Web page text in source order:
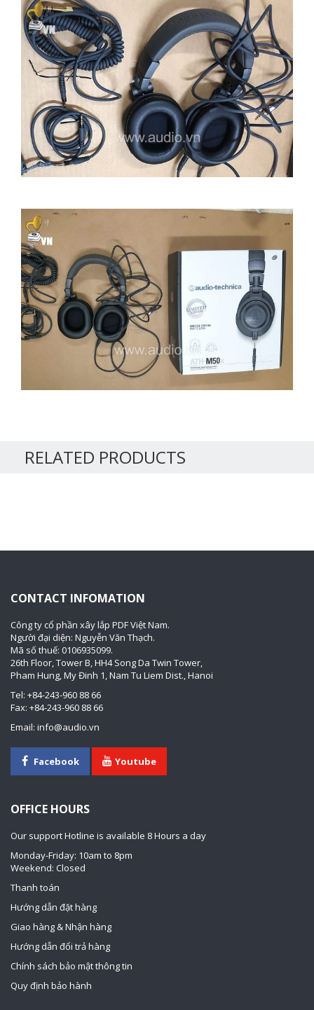
RELATED PRODUCTS
CONTACT INFOMATION
Công ty cổ phần xây lắp PDF Việt Nam.
Người đại diện: Nguyễn Văn Thạch.
Mã số thuế: 0106935099.
26th Floor, Tower B, HH4 Song Da Twin Tower,
Pham Hung, My Đinh 1, Nam Tu Liem Dist., Hanoi
Tel: +84-243-960 88 66
Fax: +84-243-960 88 66
Email: info@audio.vn
Facebook Youtube
OFFICE HOURS
Our support Hotline is available 8 Hours a day
Monday-Friday: 10am to 8pm
Weekend: Closed
Thanh toán
Hướng dẫn đặt hàng
Giao hàng & Nhận hàng
Hướng dẫn đổi trả hàng
Chính sách bảo mật thông tin
Quy định bảo hành